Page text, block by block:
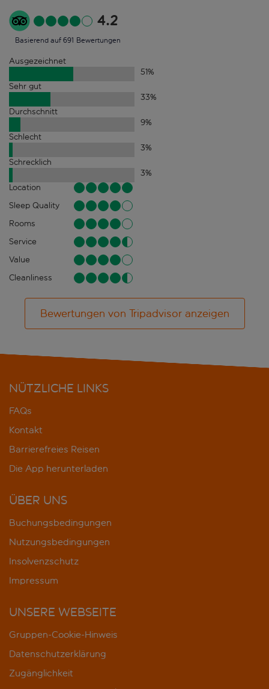
4.2
Basierend auf 691 Bewertungen
Ausgezeichnet
51%
Sehr gut
33%
Durchschnitt
9%
Schlecht
3%
Schrecklich
3%
Location
Sleep Quality
Rooms
Service
Value
Cleanliness
Bewertungen von Tripadvisor anzeigen
NÜTZLICHE LINKS
FAQs
Kontakt
Barrierefreies Reisen
Die App herunterladen
ÜBER UNS
Buchungsbedingungen
Nutzungsbedingungen
Insolvenzschutz
Impressum
UNSERE WEBSEITE
Gruppen-Cookie-Hinweis
Datenschutzerklärung
Zugänglichkeit